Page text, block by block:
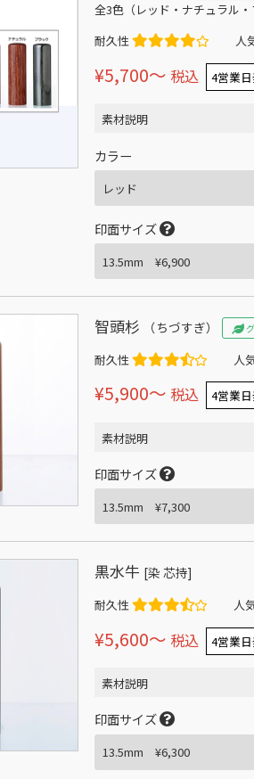
全3色（レッド・ナチュラル・
耐久性
人
¥5,700〜 税込 4営業
素材説明
カラー
印面サイズ
智頭杉 （ちづすぎ）
耐久性 人
¥5,900〜 税込 4営業
素材説明
印面サイズ
黒水牛 [染 芯持]
耐久性 人
¥5,600〜 税込 4営業
素材説明
印面サイズ